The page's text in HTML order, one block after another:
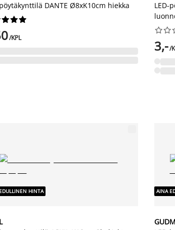
DANTE Ø8xK10cm hiekka




/KPL
LED-



3,-/
HINTA AINA